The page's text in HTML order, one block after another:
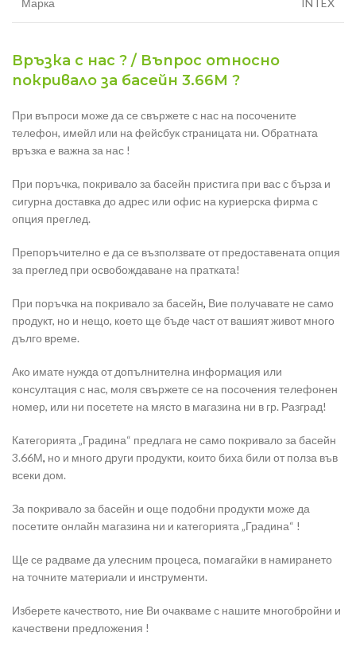
Марка INTEX
Връзка с нас ? / Въпрос относно
покривало за басейн 3.66М ?
При въпроси може да се свържете с нас на посочените
телефон, имейл или на фейсбук страницата ни. Обратната
връзка е важна за нас !
При поръчка, покривало за басейн пристига при вас с бърза и
сигурна доставка до адрес или офис на куриерска фирма с
опция преглед.
Препоръчително е да се възползвате от предоставената опция
за преглед при освобождаване на пратката!
При поръчка на покривало за басейн, Вие получавате не само
продукт, но и нещо, което ще бъде част от вашият живот много
дълго време.
Ако имате нужда от допълнителна информация или
консултация с нас, моля свържете се на посочения телефонен
номер, или ни посетете на място в магазина ни в гр. Разград!
Категорията „Градина“ предлага не само покривало за басейн
3.66М, но и много други продукти, които биха били от полза във
всеки дом.
За покривало за басейн и още подобни продукти може да
посетите онлайн магазина ни и категорията „Градина“ !
Ще се радваме да улесним процеса, помагайки в намирането
на точните материали и инструменти.
Изберете качеството, ние Ви очакваме с нашите многобройни и
качествени предложения !